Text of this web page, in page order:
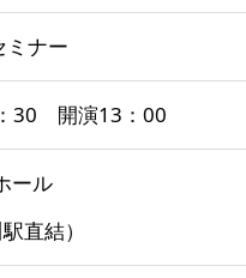
ミナー
30 開演13：00
ール
直結）